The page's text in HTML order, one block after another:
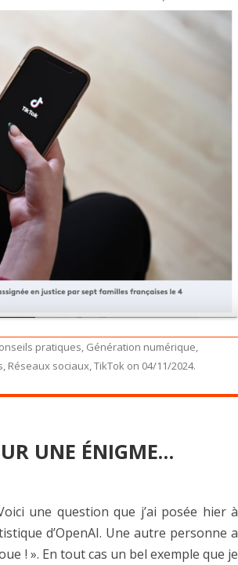
pratiques, Génération numérique,
, Réseaux sociaux,TikTok on 04/11/2024.
UNE ÉNIGME…
une question que j’ai posée hier à
d’OpenAI. Une autre personne a
! ». En tout cas un bel exemple que je